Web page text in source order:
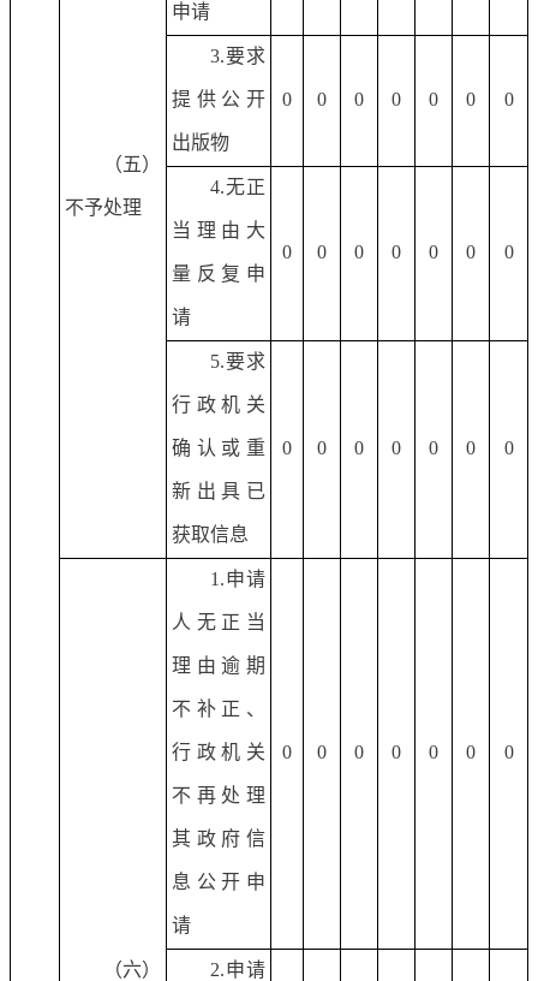
（五）
不予处理
申请
3.要求
提供公开
出版物
0 0 0 0 0 0 0
4.无正
当理由大
量反复申
请
0 0 0 0 0 0 0
5.要求
行政机关
确认或重
新出具已
获取信息
0 0 0 0 0 0 0
（六）
1.申请
人无正当
理由逾期
不补正、
行政机关
不再处理
其政府信
息公开申
请
0 0 0 0 0 0 0
2.申请